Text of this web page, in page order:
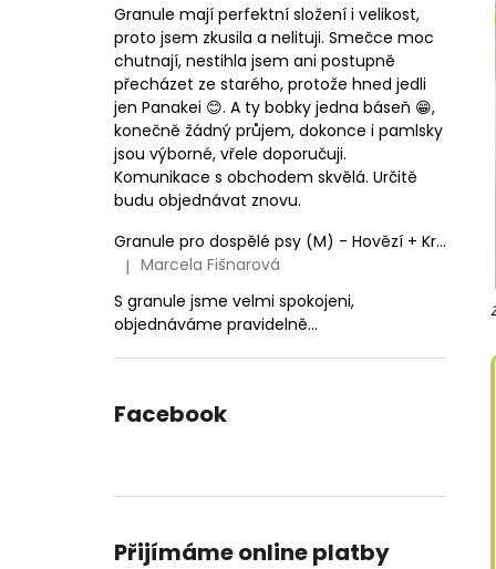
Granule mají perfektní složení i velikost,
proto jsem zkusila a nelituji. Smečce moc
chutnají, nestihla jsem ani postupně
přecházet ze starého, protože hned jedli
jen Panakei 😊. A ty bobky jedna báseň 😁,
konečně žádný průjem, dokonce i pamlsky
jsou výborné, vřele doporučuji.
Komunikace s obchodem skvělá. Určitě
budu objednávat znovu.
Granule pro dospělé psy (M) - Hovězí + Krůtí 9kg
Hodnocení produktu je 5 z 5 hvězdiček.
| Marcela Fišnarová
S granule jsme velmi spokojeni,
objednáváme pravidelně...
Facebook
Přijímáme online platby